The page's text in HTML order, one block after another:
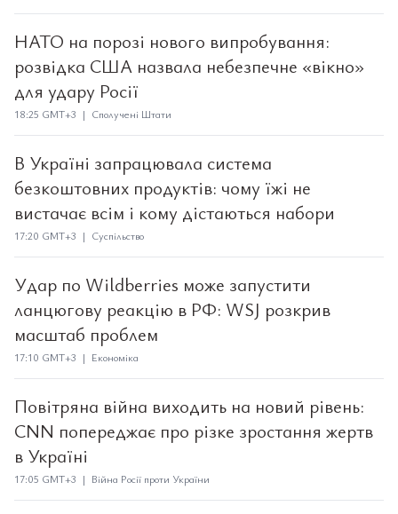
НАТО на порозі нового випробування:
розвідка США назвала небезпечне «вікно»
для удару Росії
18:25 GMT+3 | Сполучені Штати
В Україні запрацювала система
безкоштовних продуктів: чому їжі не
вистачає всім і кому дістаються набори
17:20 GMT+3 | Суспільство
Удар по Wildberries може запустити
ланцюгову реакцію в РФ: WSJ розкрив
масштаб проблем
17:10 GMT+3 | Економіка
Повітряна війна виходить на новий рівень:
CNN попереджає про різке зростання жертв
в Україні
17:05 GMT+3 | Війна Росії проти України